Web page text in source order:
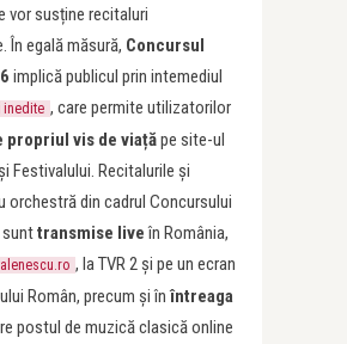
vor susține recitaluri
În egală măsură, Concursul
implică publicul prin intemediul
inedite , care permite utilizatorilor
propriul vis de viațăpe site-ul
Festivalului. Recitalurile și
orchestră din cadrul Concursului
sunttransmise liveîn România,
, la TVR 2 și pe un ecran
Român, precum și înîntreaga
postul de muzică clasică online